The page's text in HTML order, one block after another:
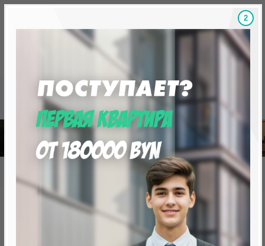
Скидки на новостройки, бонусы
«Минск Мир»
Сад Эрмитаж дом 27.6
Сад Эрмитаж дом 27.6
от 416 833.0 BYN (142 439 USD)
1